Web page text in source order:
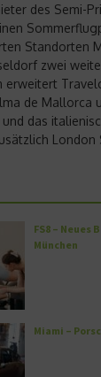
des Semi-
Standorten
zwei
erweitert
de Mallorca
das
London
FS8 –
München
Miami –